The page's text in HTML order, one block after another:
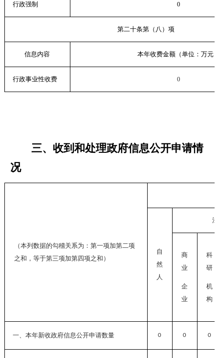
行政强制 0
第二十条第（八）项
信息内容 本年收费金额（单位：万元
行政事业性收费 0
三、收到和处理政府信息公开申请情
况
（本列数据的勾稽关系为：第一项加第二项
之和，等于第三项加第四项之和）
自
然
人
商
业
企
业
科
研
机
构
一、本年新收政府信息公开申请数量 0 0 0